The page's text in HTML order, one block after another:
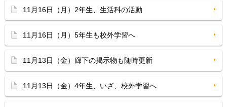
11月16日（月）2年生、生活科の活動
11月16日（月）5年生も校外学習へ
11月13日（金）廊下の掲示物も随時更新
11月13日（金）4年生、いざ、校外学習へ